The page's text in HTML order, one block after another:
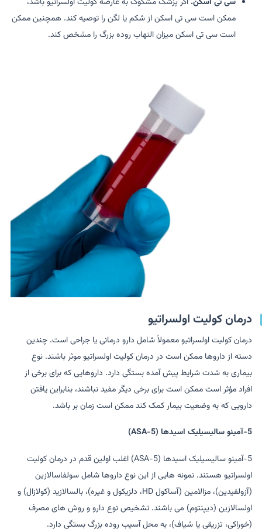
ممکن است سی تی اسکن از شکم یا لگن را توصیه کند. همچنین ممکن
است سی تی اسکن میزان التهاب روده بزرگ را مشخص کند.
درمان کولیت اولسراتیو
درمان کولیت اولسراتیو معمولاً شامل دارو درمانی یا جراحی است. چندین
دسته از داروها ممکن است در درمان کولیت اولسراتیو موثر باشند. نوع
بیماری به شدت شرایط پیش آمده بستگی دارد. داروهایی که برای برخی از
افراد مؤثر است ممکن است برای برخی دیگر مفید نباشند، بنابراین یافتن
دارویی که به وضعیت بیمار کمک کند ممکن است زمان بر باشد.
5-آمینو سالیسیلیک اسیدها (5-ASA)
5-آمینو سالیسیلیک اسیدها (5-ASA) اغلب اولین قدم در درمان کولیت
اولسراتیو هستند. نمونه هایی از این نوع داروها شامل سولفاسالازین
(آزولفیدین)، مزالامین (آساکول HD، دلزیکول و غیره)، بالسالازید (کولازال) و
اولسالازین (دیپنتوم) می باشند. تشخیص نوع دارو و روش های مصرف
(خوراکی، تزریقی یا شیاف)، به محل آسیب روده بزرگ بستگی دارد.